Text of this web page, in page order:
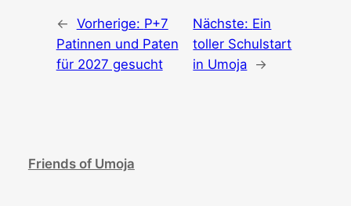
← Vorherige: P+7
Patinnen und Paten
für 2027 gesucht
Nächste: Ein
toller Schulstart
in Umoja →
Friends of Umoja